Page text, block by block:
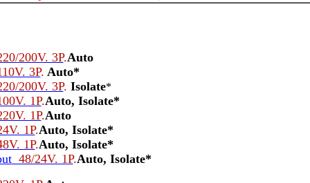
200V. 3P.Auto
3P. Auto*
200V. 3P. Isolate*
1P.Auto, Isolate*
1P.Auto
1P.Auto, Isolate*
1P.Auto, Isolate*
48/24V. 1P.Auto, Isolate*